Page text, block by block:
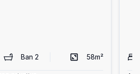
Ban2 58m²